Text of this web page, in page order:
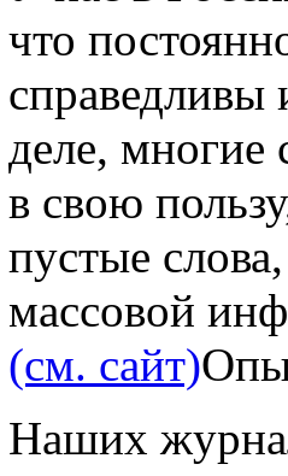
что
деле, многие
в свою
пустые
массовой
(см. сайт)
Наших